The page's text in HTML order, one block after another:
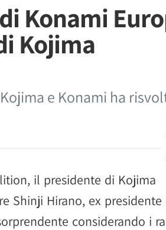
Konami
Kojima
e Konami ha
il presidente di Kojima
Shinji Hirano, ex
considerando i